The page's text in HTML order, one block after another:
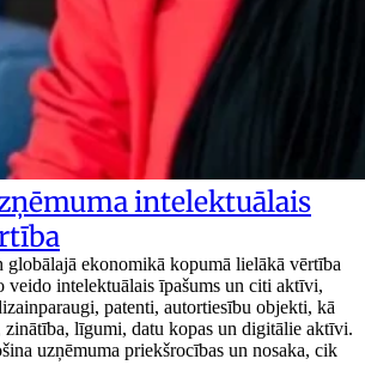
intelektuālais
globālajā ekonomikā kopumā lielākā vērtība
veido intelektuālais īpašums un citi aktīvi,
patenti, autortiesību objekti, kā
zinātība, līgumi, datu kopas un digitālie aktīvi.
uzņēmuma priekšrocības un nosaka, cik